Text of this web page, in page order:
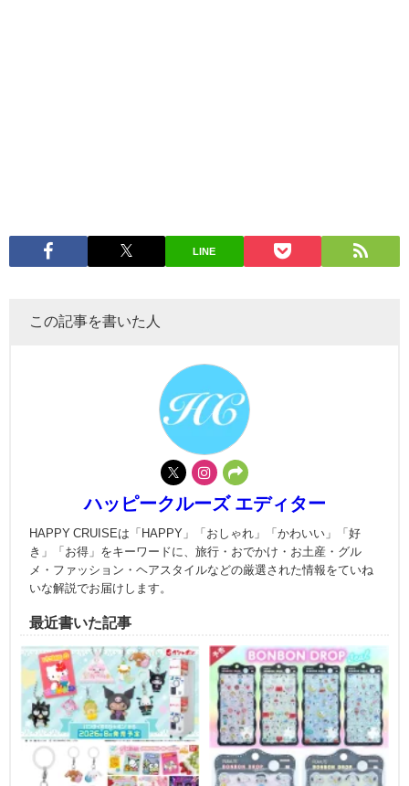
LINE
この記事を書いた人
ハッピークルーズ エディター
HAPPY CRUISEは「HAPPY」「おしゃれ」「かわいい」「好
き」「お得」をキーワードに、旅行・おでかけ・お土産・グル
メ・ファッション・ヘアスタイルなどの厳選された情報をていね
いな解説でお届けします。
最近書いた記事